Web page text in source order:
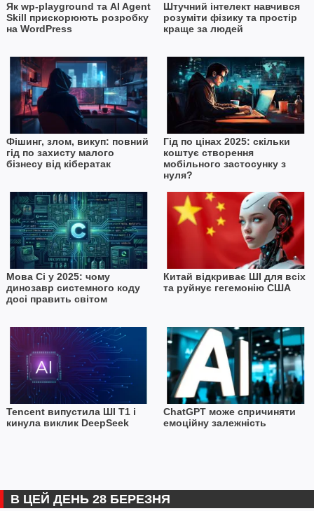
Як wp-playground та AI Agent
Skill прискорюють розробку
на WordPress
Штучний інтелект навчився
розуміти фізику та простір
краще за людей
Фішинг, злом, викуп: повний
гід по захисту малого
бізнесу від кібератак
Гід по цінах 2025: скільки
коштує створення
мобільного застосунку з
нуля?
Мова Сі у 2025: чому
динозавр системного коду
досі править світом
Китай відкриває ШІ для всіх
та руйнує гегемонію США
Tencent випустила ШІ T1 і
кинула виклик DeepSeek
ChatGPT може спричиняти
емоційну залежність
В ЦЕЙ ДЕНЬ 28 БЕРЕЗНЯ